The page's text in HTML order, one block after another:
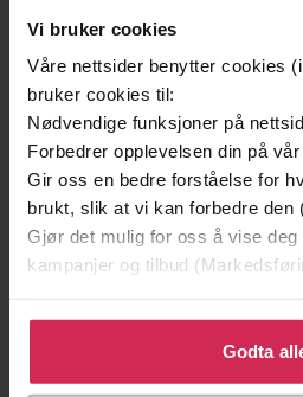
Vi bruker cookies
Våre nettsider benytter cookies
bruker cookies til:
Nødvendige funksjoner på
Forbedrer opplevelsen din på
Gir oss en bedre forståelse for
brukt, slik at vi kan forbedre den
Gjør det mulig for oss å vise deg
kampanjer og tilbud
Klikk på «Godta alle» for å gi
bruke cookies for alle disse
tilpasse ditt samtykke til
Godta
Premium
399,-